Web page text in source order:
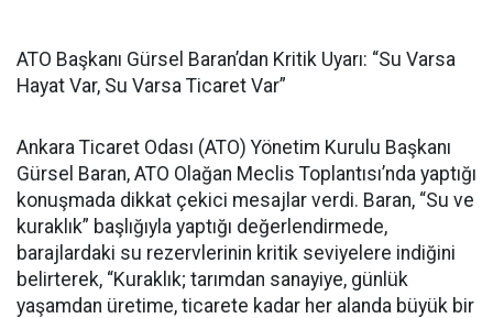
ATO Başkanı Gürsel Baran’dan Kritik Uyarı: “Su Varsa
Hayat Var, Su Varsa Ticaret Var”
Ankara Ticaret Odası (ATO) Yönetim Kurulu Başkanı
Gürsel Baran, ATO Olağan Meclis Toplantısı’nda yaptığı
konuşmada dikkat çekici mesajlar verdi. Baran, “Su ve
kuraklık” başlığıyla yaptığı değerlendirmede,
barajlardaki su rezervlerinin kritik seviyelere indiğini
belirterek, “Kuraklık; tarımdan sanayiye, günlük
yaşamdan üretime, ticarete kadar her alanda büyük bir